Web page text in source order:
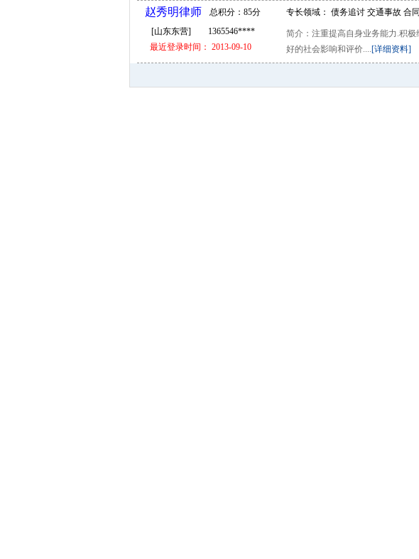
赵秀明律师
总积分：85分
[山东东营]
1365546****
最近登录时间： 2013-09-10
专长领域： 债务追讨 交通事故 合
辩护 常年顾问 文书代理
简介：注重提高自身业务能力.积
好的社会影响和评价....[详细资料]